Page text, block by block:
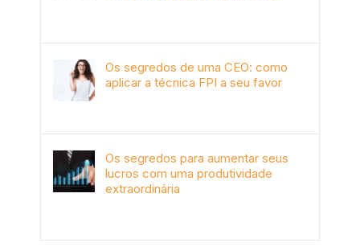
Os segredos de uma CEO: como
aplicar a técnica FPI a seu favor
Os segredos para aumentar seus
lucros com uma produtividade
extraordinária